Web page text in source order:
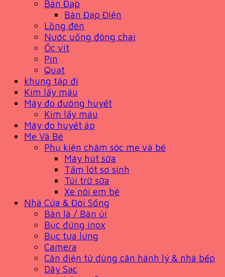
Bàn Đạp
Bàn Đạp Điện
Lồng đèn
Nước uống đóng chai
Ốc vít
Pin
Quạt
khung tập đi
Kim lấy máu
Máy đo đường huyết
Kim lấy máu
Máy đo huyết áp
Mẹ Và Bé
Phụ kiện chăm sóc mẹ và bé
Máy hút sữa
Tấm lót sơ sinh
Túi trữ sữa
Xe nôi em bé
Nhà Cửa & Đời Sống
Bàn là / Bàn ủi
Bục đứng inox
Bục tựa lưng
Camera
Cân điện tử dùng cân hành lý & nhà bếp
Dây Sạc